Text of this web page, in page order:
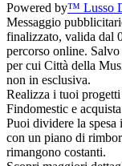
Powered by™ Lusso
Messaggio
finalizzato, valida dal
percorso online.
per cui Città della
non in esclusiva.
Realizza i tuoi
Findomestic e
Puoi dividere la spesa
con un piano di
rimangono costanti.